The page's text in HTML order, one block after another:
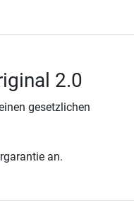
2.0
gesetzlichen
an.